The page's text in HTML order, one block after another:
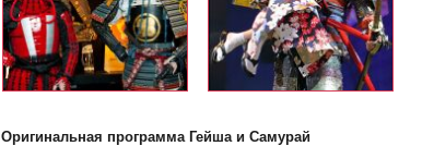
Оригинальная программа Гейша и Самурай